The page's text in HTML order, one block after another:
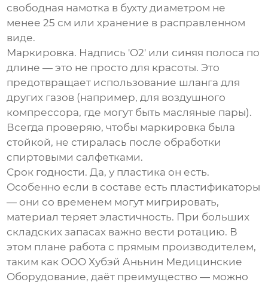
свободная намотка в бухту диаметром не
менее 25 см или хранение в расправленном
виде.
Маркировка. Надпись 'O2' или синяя полоса по
длине — это не просто для красоты. Это
предотвращает использование шланга для
других газов (например, для воздушного
компрессора, где могут быть масляные пары).
Всегда проверяю, чтобы маркировка была
стойкой, не стиралась после обработки
спиртовыми салфетками.
Срок годности. Да, у пластика он есть.
Особенно если в составе есть пластификаторы
— они со временем могут мигрировать,
материал теряет эластичность. При больших
складских запасах важно вести ротацию. В
этом плане работа с прямым производителем,
таким как ООО Хубэй Аньнин Медицинские
Оборудование, даёт преимущество — можно